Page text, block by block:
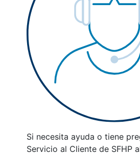
Si necesita ayuda o tiene
Servicio al Cliente de SFHP